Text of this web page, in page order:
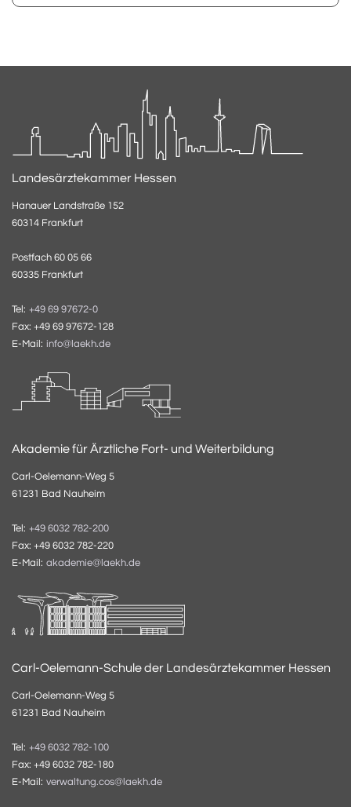
Landesärztekammer Hessen
Hanauer Landstraße 152
60314 Frankfurt
Postfach 60 05 66
60335 Frankfurt
Tel: +49 69 97672-0
Fax: +49 69 97672-128
E-Mail: info@laekh.de
Akademie für Ärztliche Fort- und Weiterbildung
Carl-Oelemann-Weg 5
61231 Bad Nauheim
Tel: +49 6032 782-200
Fax: +49 6032 782-220
E-Mail: akademie@laekh.de
Carl-Oelemann-Schule der Landesärztekammer Hessen
Carl-Oelemann-Weg 5
61231 Bad Nauheim
Tel: +49 6032 782-100
Fax: +49 6032 782-180
E-Mail: verwaltung.cos@laekh.de